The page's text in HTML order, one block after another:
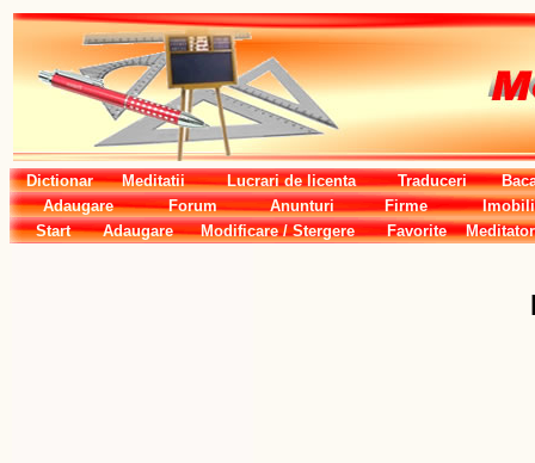
Dictionar Meditatii Lucrari de licenta Traduceri
Adaugare
Forum Anunturi Firme
Start
Adaugare Modificare / Stergere Favorite